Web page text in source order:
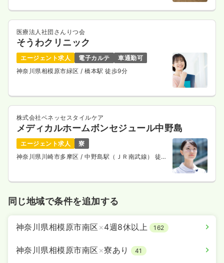
医療法人社団さんりつ会
そうわクリニック
エージェント求人 電子カルテ
車通勤可
神奈川県相模原市緑区 / 橋本駅 徒歩9分
株式会社ベネッセスタイルケア
メディカルホームボンセジュール中野島
エージェント求人
寮
神奈川県川崎市多摩区 / 中野島駅（ＪＲ南武線） 徒歩
同じ地域で条件を追加する
神奈川県相模原市南区 ×4週8休以上 162
神奈川県相模原市南区 ×寮あり 41